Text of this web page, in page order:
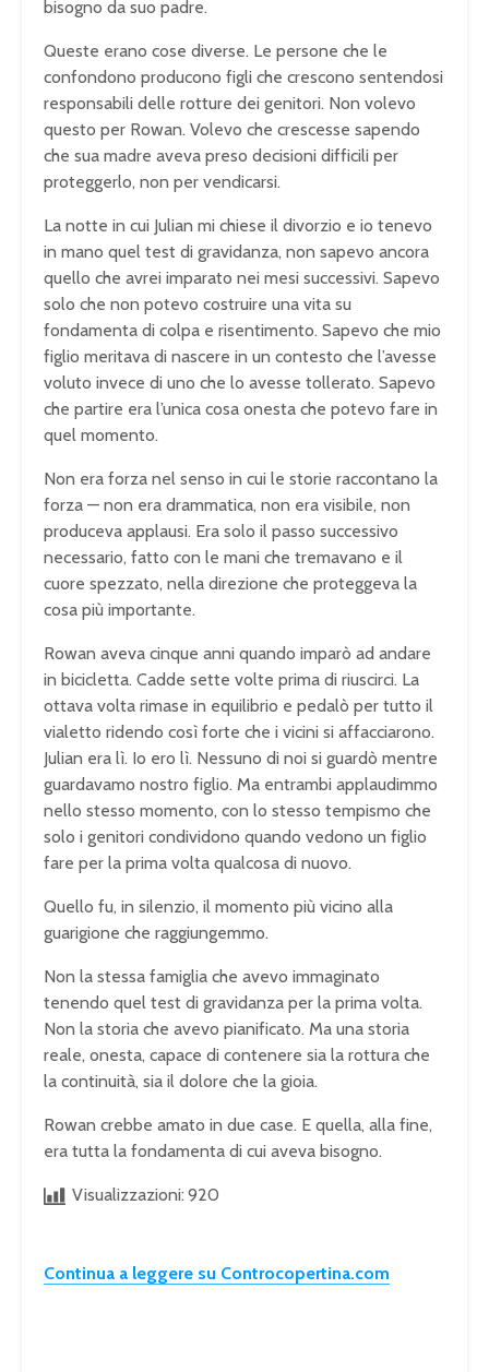
bisogno da suo padre.
Queste erano cose diverse. Le persone che le
confondono producono figli che crescono sentendosi
responsabili delle rotture dei genitori. Non volevo
questo per Rowan. Volevo che crescesse sapendo
che sua madre aveva preso decisioni difficili per
proteggerlo, non per vendicarsi.
La notte in cui Julian mi chiese il divorzio e io tenevo
in mano quel test di gravidanza, non sapevo ancora
quello che avrei imparato nei mesi successivi. Sapevo
solo che non potevo costruire una vita su
fondamenta di colpa e risentimento. Sapevo che mio
figlio meritava di nascere in un contesto che l’avesse
voluto invece di uno che lo avesse tollerato. Sapevo
che partire era l’unica cosa onesta che potevo fare in
quel momento.
Non era forza nel senso in cui le storie raccontano la
forza — non era drammatica, non era visibile, non
produceva applausi. Era solo il passo successivo
necessario, fatto con le mani che tremavano e il
cuore spezzato, nella direzione che proteggeva la
cosa più importante.
Rowan aveva cinque anni quando imparò ad andare
in bicicletta. Cadde sette volte prima di riuscirci. La
ottava volta rimase in equilibrio e pedalò per tutto il
vialetto ridendo così forte che i vicini si affacciarono.
Julian era lì. Io ero lì. Nessuno di noi si guardò mentre
guardavamo nostro figlio. Ma entrambi applaudimmo
nello stesso momento, con lo stesso tempismo che
solo i genitori condividono quando vedono un figlio
fare per la prima volta qualcosa di nuovo.
Quello fu, in silenzio, il momento più vicino alla
guarigione che raggiungemmo.
Non la stessa famiglia che avevo immaginato
tenendo quel test di gravidanza per la prima volta.
Non la storia che avevo pianificato. Ma una storia
reale, onesta, capace di contenere sia la rottura che
la continuità, sia il dolore che la gioia.
Rowan crebbe amato in due case. E quella, alla fine,
era tutta la fondamenta di cui aveva bisogno.
Visualizzazioni: 920
Continua a leggere su Controcopertina.com